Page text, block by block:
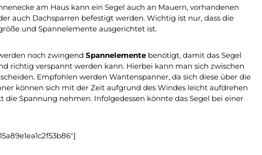
am Haus kann ein Segel auch an Mauern, vorhandenen
auch Dachsparren befestigt werden. Wichtig ist nur, dass die
und Spannelemente ausgerichtet ist.
noch zwingend Spannelemente benötigt, damit das Segel
richtig verspannt werden kann. Hierbei kann man sich zwischen
Empfohlen werden Wantenspanner, da sich diese über die
können sich mit der Zeit aufgrund des Windes leicht aufdrehen
Spannung nehmen. Infolgedessen könnte das Segel bei einer